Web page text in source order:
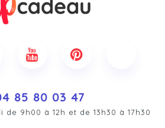
85 80 03 47
9h00 à 12h et de 13h30 à 17h30